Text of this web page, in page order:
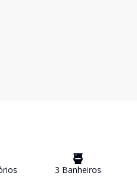
s 3 Banheiros